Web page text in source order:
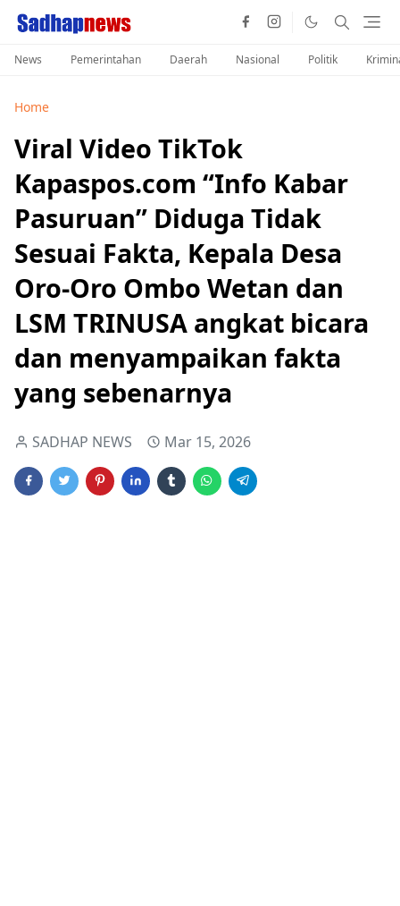
News Pemerintahan Daerah Nasional Politik
Home
Viral Video TikTok
Kapaspos.com “Info Kabar
Pasuruan” Diduga Tidak
Sesuai Fakta, Kepala Desa
Oro-Oro Ombo Wetan dan
LSM TRINUSA angkat bicara
dan menyampaikan fakta
yang sebenarnya
SADHAP NEWS Mar 15, 2026